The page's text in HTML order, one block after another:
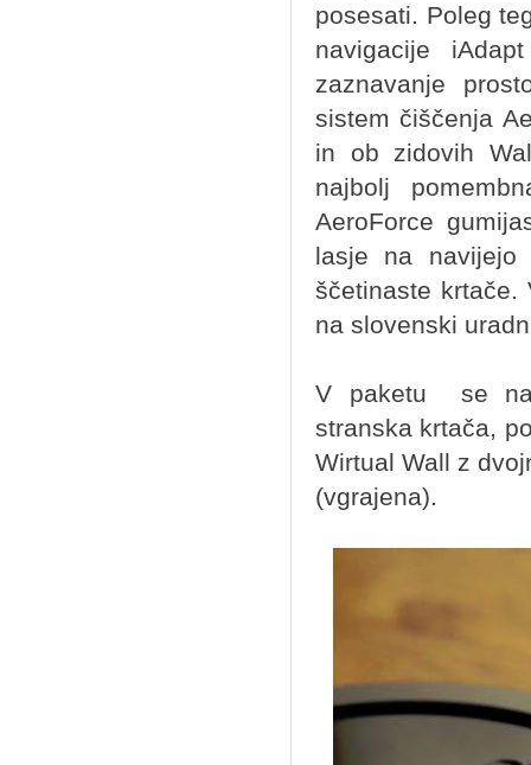
posesati. Poleg
navigacije
zaznavanje
sistem čiščenja
in ob zidovih
najbolj
AeroForce
lasje na
ščetinaste krtače.
na slovenski
V paketu se
stranska krtača,
Wirtual Wall z
(vgrajena).